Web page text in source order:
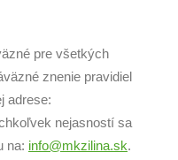
pre všetkých
znenie pravidiel
adrese:
nejasností sa
na: info@mkzilina.sk.